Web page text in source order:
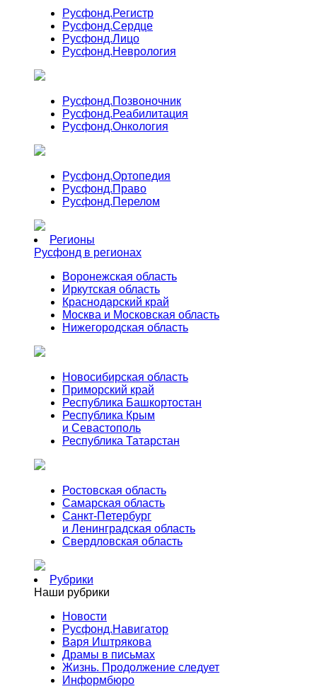
Русфонд.Регистр
Русфонд.Сердце
Русфонд.Лицо
Русфонд.Неврология
Русфонд.Позвоночник
Русфонд.Реабилитация
Русфонд.Онкология
Русфонд.Ортопедия
Русфонд.Право
Русфонд.Перелом
Регионы
Русфонд в регионах
Воронежская область
Иркутская область
Краснодарский край
Москва и Московская область
Нижегородская область
Новосибирская область
Приморский край
Республика Башкортостан
Республика Крым
и Севастополь
Республика Татарстан
Ростовская область
Самарская область
Санкт-Петербург
и Ленинградская область
Свердловская область
Рубрики
Наши рубрики
Новости
Русфонд.Навигатор
Варя Иштрякова
Драмы в письмах
Жизнь. Продолжение следует
Информбюро